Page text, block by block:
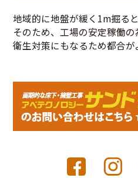
地域的に地盤が緩く1m掘る
そのため、工場の安定稼働の
衛生対策にもなるため都合が